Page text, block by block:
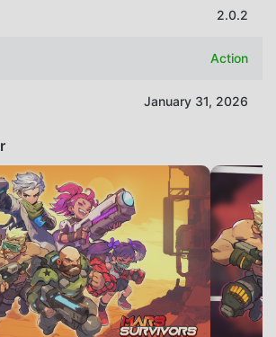
2.0.2
Action
January 31, 2026